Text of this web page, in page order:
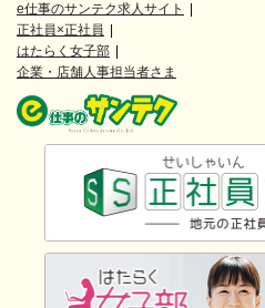
e仕事のサンテク求人サイト
正社員×正社員
はたらく女子部
企業・店舗人事担当者さま